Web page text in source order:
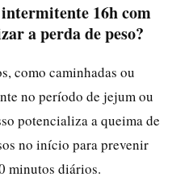
16h com
a perda de peso?
como caminhadas ou
no período de jejum ou
potencializa a queima de
no início para prevenir
minutos diários.